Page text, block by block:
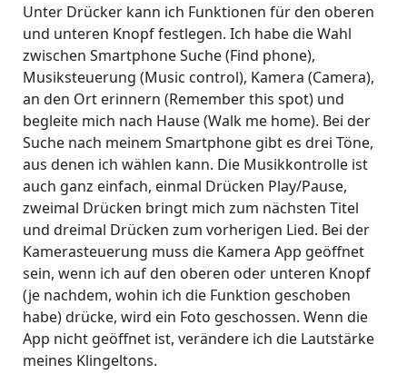
Unter Drücker kann ich Funktionen für den oberen
und unteren Knopf festlegen. Ich habe die Wahl
zwischen Smartphone Suche (Find phone),
Musiksteuerung (Music control), Kamera (Camera),
an den Ort erinnern (Remember this spot) und
begleite mich nach Hause (Walk me home). Bei der
Suche nach meinem Smartphone gibt es drei Töne,
aus denen ich wählen kann. Die Musikkontrolle ist
auch ganz einfach, einmal Drücken Play/Pause,
zweimal Drücken bringt mich zum nächsten Titel
und dreimal Drücken zum vorherigen Lied. Bei der
Kamerasteuerung muss die Kamera App geöffnet
sein, wenn ich auf den oberen oder unteren Knopf
(je nachdem, wohin ich die Funktion geschoben
habe) drücke, wird ein Foto geschossen. Wenn die
App nicht geöffnet ist, verändere ich die Lautstärke
meines Klingeltons.